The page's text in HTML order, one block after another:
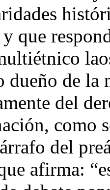
que
dueño de la
del
como
del
afirma: